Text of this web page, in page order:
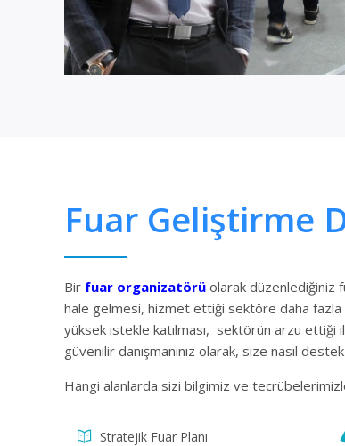
Fuar Geliştirme
Bir fuar organizatörü olarak düzenlediğiniz
hale gelmesi, hizmet ettiği sektöre daha fazla
yüksek istekle katılması, sektörün arzu ettiği
güvenilir danışmanınız olarak, size nasıl
Hangi alanlarda sizi bilgimiz ve
Stratejik Fuar Planı